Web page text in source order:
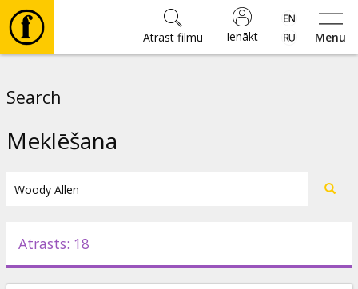
Menu
Ienākt
Atrast filmu
Pasākumi
Search
Meklēšana
Atrasts: 18